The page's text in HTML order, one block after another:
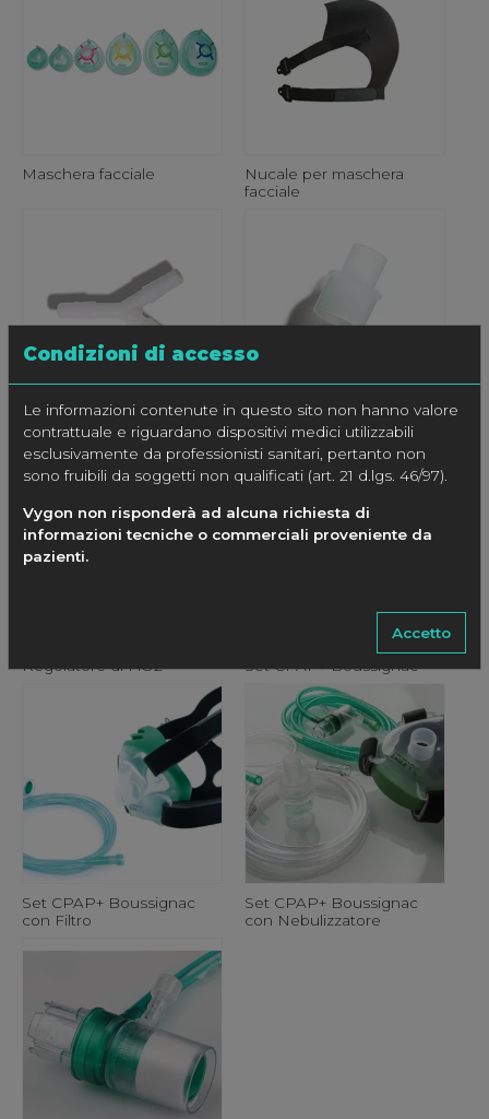
Condizioni di accesso
Le informazioni contenute in questo sito non hanno valore
contrattuale e riguardano dispositivi medici utilizzabili
esclusivamente da professionisti sanitari, pertanto non
sono fruibili da soggetti non qualificati (art. 21 d.lgs. 46/97).
Vygon non risponderà ad alcuna richiesta di
informazioni tecniche o commerciali proveniente da
pazienti.
Accetto
Maschera facciale
Nucale per maschera
facciale
Raccordo a Y Raccordo CPAP-sonda
Regolatore di FiO2 Set CPAP+ Boussignac
Set CPAP+ Boussignac
con Filtro
Set CPAP+ Boussignac
con Nebulizzatore